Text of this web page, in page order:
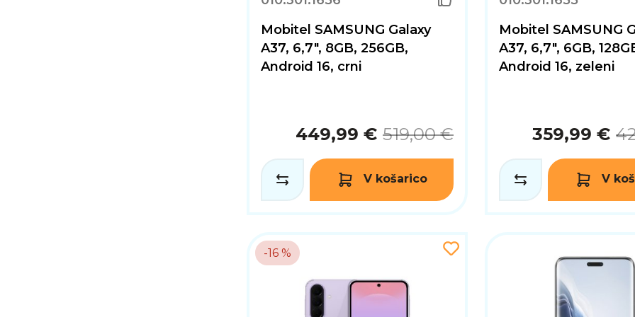
Mobitel SAMSUNG Galaxy
A37, 6,7", 8GB, 256GB,
Android 16, crni
449,99 € 519,00 €
V košarico
Mobitel SAMSUNG
A37, 6,7", 6GB,
Android 16, zeleni
359,99 €
V
-16 %